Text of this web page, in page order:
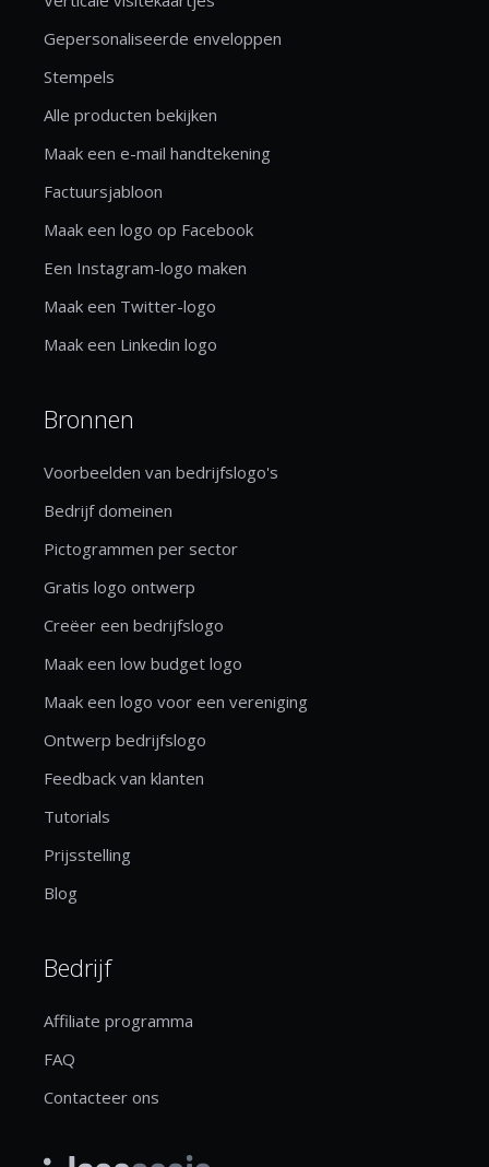
Gepersonaliseerde enveloppen
Stempels
Alle producten bekijken
Maak een e-mail handtekening
Factuursjabloon
Maak een logo op Facebook
Een Instagram-logo maken
Maak een Twitter-logo
Maak een Linkedin logo
Bronnen
Voorbeelden van bedrijfslogo's
Bedrijf domeinen
Pictogrammen per sector
Gratis logo ontwerp
Creëer een bedrijfslogo
Maak een low budget logo
Maak een logo voor een vereniging
Ontwerp bedrijfslogo
Feedback van klanten
Tutorials
Prijsstelling
Blog
Bedrijf
Affiliate programma
FAQ
Contacteer ons